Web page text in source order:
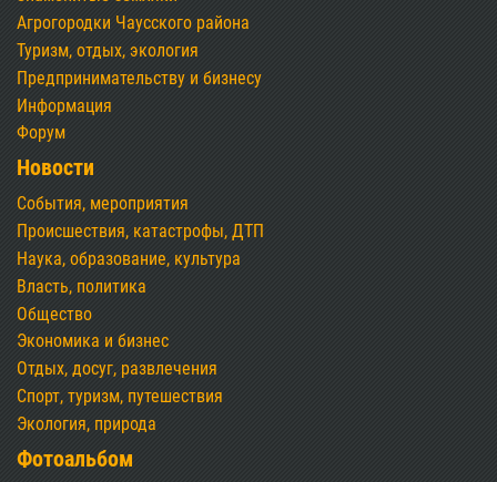
Агрогородки Чаусского района
Туризм, отдых, экология
Предпринимательству и бизнесу
Информация
Форум
Новости
События, мероприятия
Происшествия, катастрофы, ДТП
Наука, образование, культура
Власть, политика
Общество
Экономика и бизнес
Отдых, досуг, развлечения
Спорт, туризм, путешествия
Экология, природа
Фотоальбом